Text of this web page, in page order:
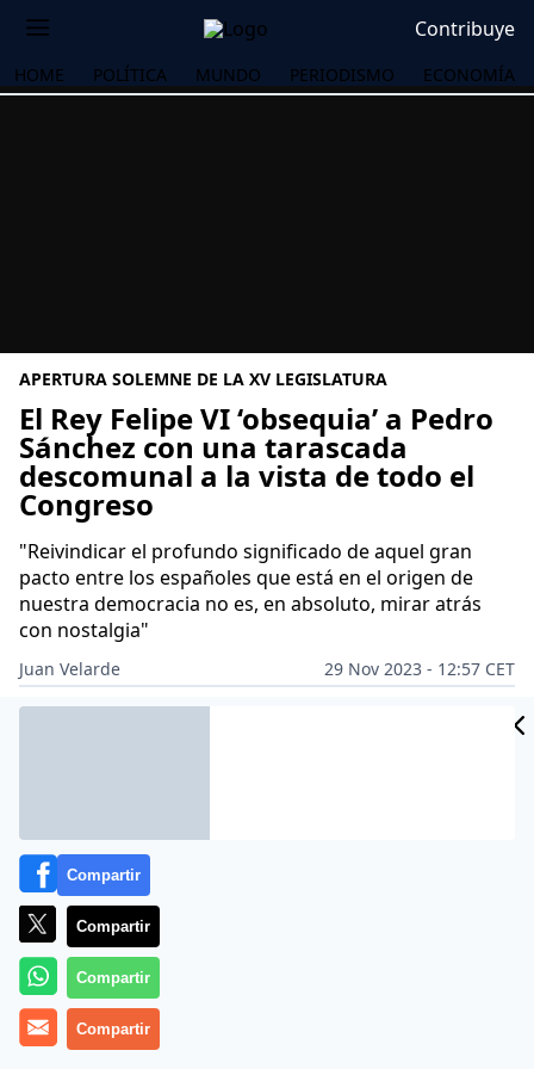
Contribuye
HOME POLÍTICA MUNDO PERIODISMO ECONOMÍA
APERTURA SOLEMNE DE LA XV LEGISLATURA
El Rey Felipe VI ‘obsequia’ a Pedro
Sánchez con una tarascada
descomunal a la vista de todo el
Congreso
"Reivindicar el profundo significado de aquel gran
pacto entre los españoles que está en el origen de
nuestra democracia no es, en absoluto, mirar atrás
con nostalgia"
Juan Velarde
29 Nov 2023 - 12:57 CET
Archivado en: PERIODISMO
Compartir
Compartir
Compartir
Compartir